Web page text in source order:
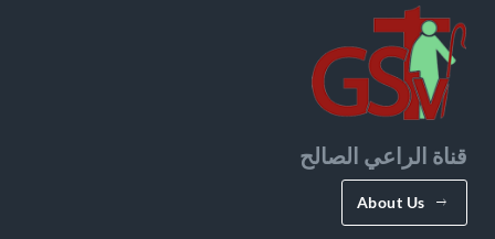
قناة الراعي الصالح
About Us